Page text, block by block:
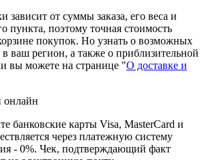
зависит от суммы заказа, его веса и
пункта, поэтому точная стоимость
покупок. Но узнать о возможных
в ваш регион, а также о приблизительной
вы можете на странице "О доставке и
онлайн
банковские карты Visa, MasterCard и
через платежную систему
- 0%. Чек, подтверждающий факт